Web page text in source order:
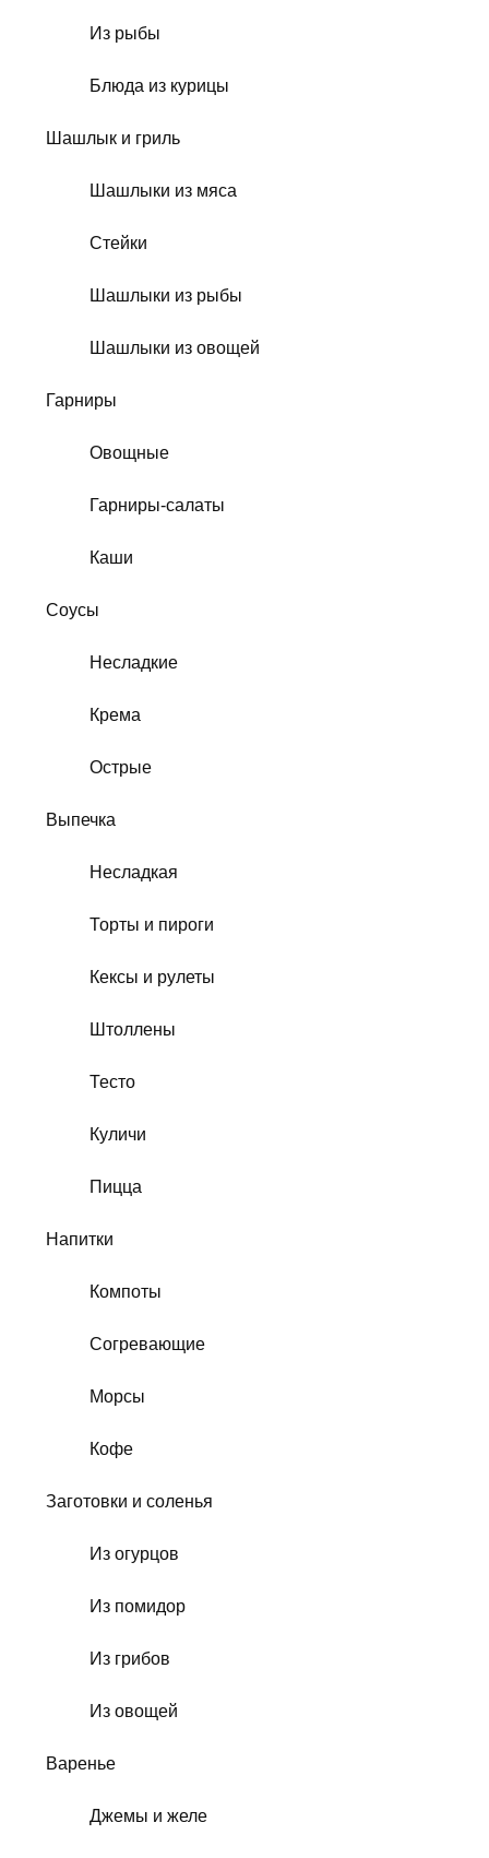
Из рыбы
Блюда из курицы
Шашлык и гриль
Шашлыки из мяса
Стейки
Шашлыки из рыбы
Шашлыки из овощей
Гарниры
Овощные
Гарниры-салаты
Каши
Соусы
Несладкие
Крема
Острые
Выпечка
Несладкая
Торты и пироги
Кексы и рулеты
Штоллены
Тесто
Куличи
Пицца
Напитки
Компоты
Согревающие
Морсы
Кофе
Заготовки и соленья
Из огурцов
Из помидор
Из грибов
Из овощей
Варенье
Джемы и желе